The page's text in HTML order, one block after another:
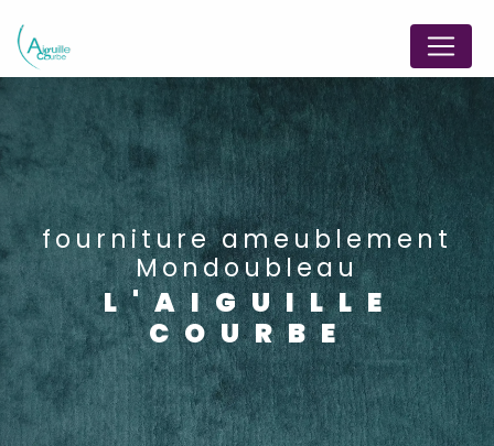
fourniture ameublement
Mondoubleau
L'AIGUILLE
COURBE